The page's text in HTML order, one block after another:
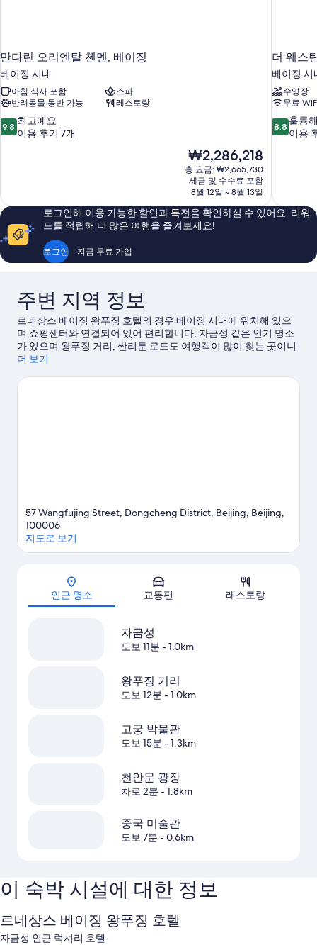
만다린 오리엔탈 첸멘, 베이징
베이징 시내
아침 식사 포함
스파
반려동물 동반 가능
레스토랑
10
점
점,
최
예
요,
이
9.8 최고예요
이용 후기 7개
현
재
요
금
₩2,286,218
₩2,286,218
총 요금: ₩2,665,730
세금 및 수수료 포함
8월 12일 ~ 8월 13일
더 웨스
베이징 시
수영장
무료
10
점
점,
훌
륭
이
개
8.8 훌륭
이용
로그인해 이용 가능한 할인과 특전을 확인하실 수 있어요. 리워
드를 적립해 더 많은 여행을 즐겨보세요!
로그인 지금 무료 가입
주변 지역 정보
르네상스 베이징 왕푸징 호텔의 경우 베이징 시내에 위치해 있으
며 쇼핑센터와 연결되어 있어 편리합니다. 자금성 같은 인기 명소
가 있으며 왕푸징 거리, 싼리툰 로드도 여행객이 많이 찾는 곳이니
가볼 만합니다. 각종 이벤트나 게임이 개최되는 인민 대회당도 놓
프를 경험했다고 할 수 없죠.
더 보기
57 Wangfujing Street, Dongcheng District, Beijing, Beijing,
100006
지도로 보기
인근 명소 교통편 레스토랑
자금성
도보 11분 - 1.0km
왕푸징 거리
도보 12분 - 1.0km
고궁 박물관
도보 15분 - 1.3km
천안문 광장
차로 2분 - 1.8km
중국 미술관
도보 7분 - 0.6km
이 숙박 시설에 대한 정보
르네상스 베이징 왕푸징 호텔
자금성 인근 럭셔리 호텔